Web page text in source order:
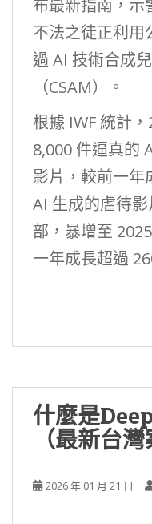
布最新指南，示
不法之徒正利用
過 AI 技術合成
（CSAM）。
根據 IWF 統計
8,000 件逼真的
影片，較前一年
AI 生成的虐待
部，暴增至
一年成長超過
什麼是
（最新台
2026 年 01 月 21 日